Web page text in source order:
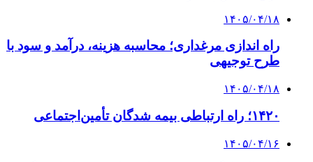
۱۴۰۵/۰۴/۱۸
راه اندازی مرغداری؛ محاسبه هزینه، درآمد و سود با
طرح توجیهی
۱۴۰۵/۰۴/۱۸
۱۴۲۰؛ راه ارتباطی بیمه شدگان تأمین‌اجتماعی
۱۴۰۵/۰۴/۱۶